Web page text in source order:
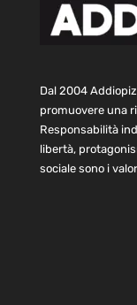
Dal 2004
promuovere una
Responsabilità
libertà,
sociale sono i